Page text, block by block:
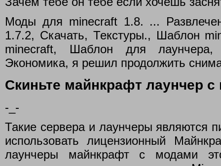
Моды для minecraft 1.8. ...
1.7.2, Скачать, Текстуры., Шаблон
minecraft, Шаблон для лаунчера,
Экономика, я решил продолжить
Скиньте майнкрафт лаунчер
-_-
Такие сервера и лаунчеры являются
использовать лицензионный
лаунчеры майнкрафт с модами